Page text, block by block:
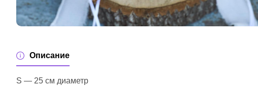
Описание
S — 25 см диаметр